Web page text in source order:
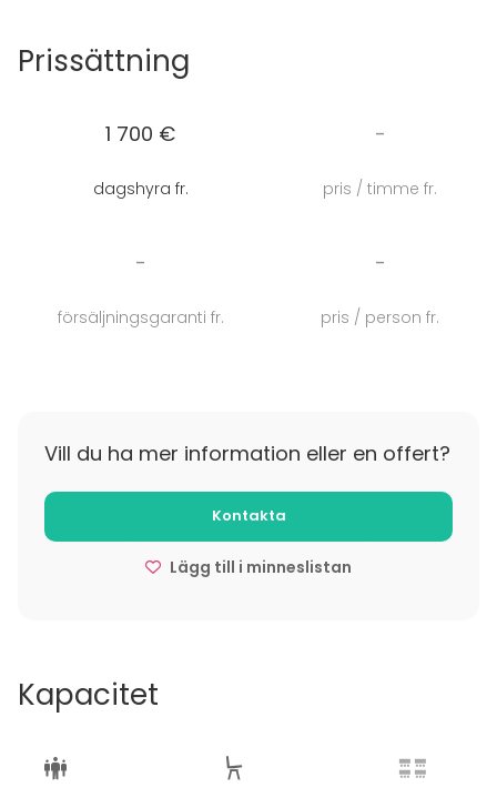
sopivat muutaman hengen tapaamisista 60 hengen
kokouksiin ja suurempiinkin tilaisuuksiin. Täällä järjestät
unohtumattomat häät saaristomaisemassa, täynnä
veneily
Prissättning
1 700 €
dagshyra fr.
-
pris / timme fr.
-
försäljningsgaranti fr.
-
pris / person fr.
Vill du ha mer information eller en offert?
Kontakta
Lägg till i minneslistan
Kapacitet